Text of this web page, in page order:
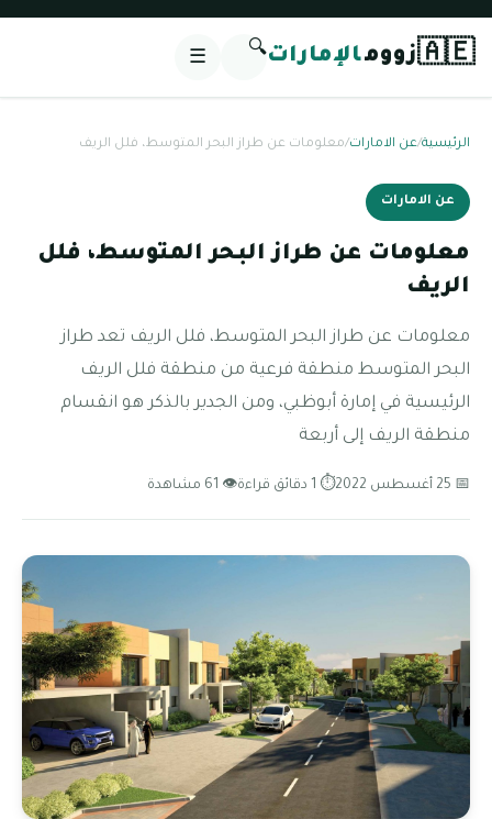
🇦🇪زوومالإمارات🔍
☰
الرئيسية/عن الامارات/معلومات عن طراز البحر المتوسط، فلل الريف
عن الامارات
معلومات عن طراز البحر المتوسط، فلل
الريف
معلومات عن طراز البحر المتوسط، فلل الريف تعد طراز
البحر المتوسط منطقة فرعية من منطقة فلل الريف
الرئيسية في إمارة أبوظبي، ومن الجدير بالذكر هو انقسام
منطقة الريف إلى أربعة
📅 25 أغسطس 2022 ⏱ 1 دقائق قراءة 👁 61 مشاهدة